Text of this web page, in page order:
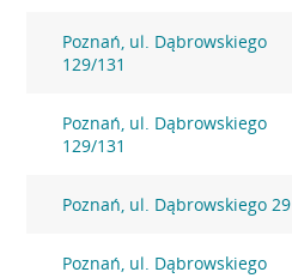
Poznań, ul. Dąbrowskiego
129/131
Poznań, ul. Dąbrowskiego
129/131
Poznań, ul. Dąbrowskiego 29
Poznań, ul. Dąbrowskiego